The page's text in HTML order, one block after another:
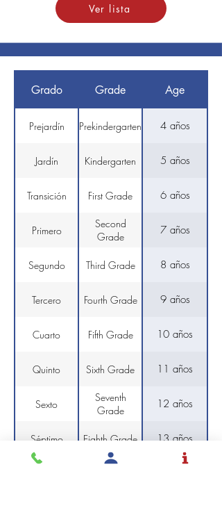
Ver lista
Grado Grade Age
Prejardín Prekindergarten 4 años
Jardín Kindergarten 5 años
Transición First Grade 6 años
Primero
Second
Grade
7 años
Segundo Third Grade 8 años
Tercero Fourth Grade 9 años
Cuarto Fifth Grade 10 años
Quinto Sixth Grade 11 años
Sexto
Seventh
Grade
12 años
Séptimo Eighth Grade 13 años